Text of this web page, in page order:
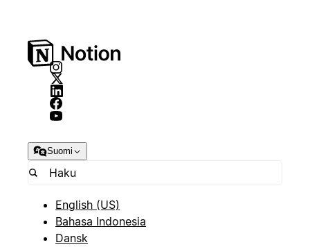
Suomi
English (US)
Bahasa Indonesia
Dansk